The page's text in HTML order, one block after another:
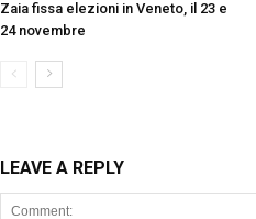
Zaia fissa elezioni in Veneto, il 23 e
24 novembre
LEAVE A REPLY